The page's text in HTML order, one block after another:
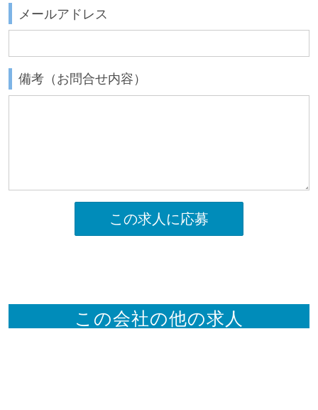
メールアドレス
備考（お問合せ内容）
この求人に応募
この会社の他の求人